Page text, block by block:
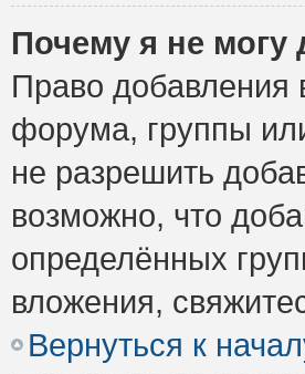
Почему я не могу
Право добавления
форума, группы
не разрешить
возможно, что
определённых
вложения,
Вернуться к